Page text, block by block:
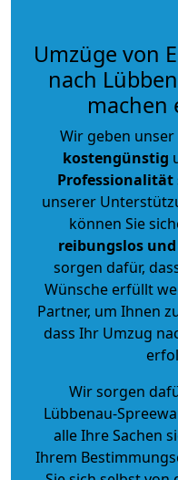
Umzüge von
nach
machen
Wir geben unser
kostengünstig
Professionalität
unserer
können Sie
reibungslos
sorgen dafür,
Wünsche erfüllt
Partner, um Ihnen
dass Ihr Umzug
Wir sorgen
Lübbenau-
alle Ihre Sachen
Ihrem